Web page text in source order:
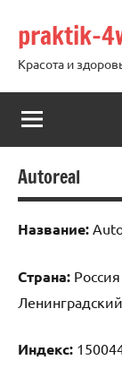
содержимому
praktik-
Красота и
Autoreal
Название:
Страна:
Индекс: